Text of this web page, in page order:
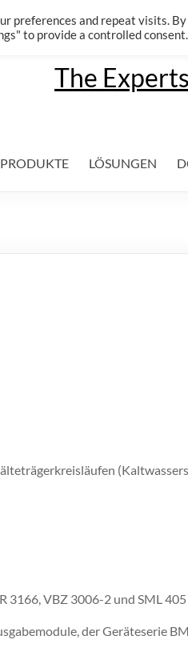
The
PRODUKTE LÖSUNGEN
3166, VBZ 3006-2 und SML
der Geräteserie
preferences and repeat visits.
to provide a controlled consent.